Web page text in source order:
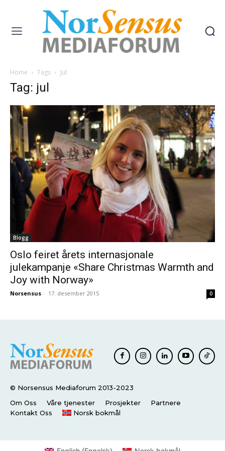
Home Tags Jul
Tag: jul
Blogg
Oslo feiret årets internasjonale
julekampanje «Share Christmas Warmth and
Joy with Norway»
Norsensus - 17. desember 2015 0
© Norsensus Mediaforum 2013-2023
Om Oss
Våre tjenester Prosjekter
Partnere
Kontakt Oss
Norsk bokmål